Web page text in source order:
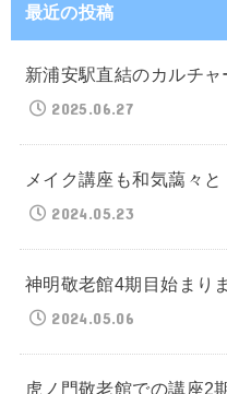
最近の投稿
新浦安駅直結のカルチ
2025.06.27
メイク講座も和気藹々と
2024.05.23
神明敬老館4期目始まり
2024.05.06
虎ノ門敬老館での講座2